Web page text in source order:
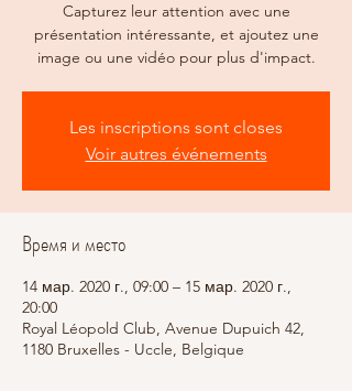
Capturez leur attention avec une
présentation intéressante, et ajoutez une
image ou une vidéo pour plus d'impact.
Les inscriptions sont closes
Voir autres événements
Время и место
14 мар. 2020 г., 09:00 – 15 мар. 2020 г.,
20:00
Royal Léopold Club, Avenue Dupuich 42,
1180 Bruxelles - Uccle, Belgique